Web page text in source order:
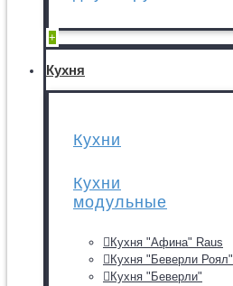
+
Кухня
Кухни
Кухни
модульные
Кухня "Афина" Raus
Кухня "Беверли Роял"
Кухня "Беверли"